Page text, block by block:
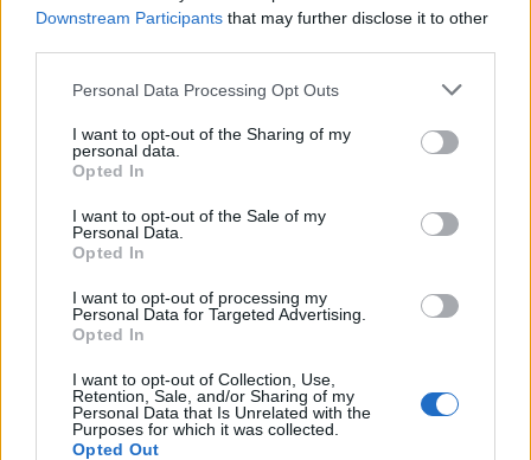
Downstream Participants that may further disclose it to other
Please note that this website/app uses one or more Google
not limited to your visit or usage behaviour. You may click to
grant or deny consent to Google and its third-party tags to
use your data for below specified purposes in below Google
consent section.
Personal Data Processing Opt Outs
I want to opt-out of the Sharing of my
personal data.
Opted In
I want to opt-out of the Sale of my
Personal Data.
Opted In
I want to opt-out of processing my
Personal Data for Targeted Advertising.
Opted In
I want to opt-out of Collection, Use,
Retention, Sale, and/or Sharing of my
Personal Data that Is Unrelated with the
Purposes for which it was collected.
Opted Out
Δημοφιλείς Ειδήσεις
ΟΠΕΚΑ: Μηνιαίο επίδομα έως 210
ευρώ - Πώς θα τα πάρετε
Προσωπικός Βοηθός: Ανοίγουν οι
αιτήσεις στις 24 Αυγούστου – Τι
αλλάζει στο πρόγραμμα